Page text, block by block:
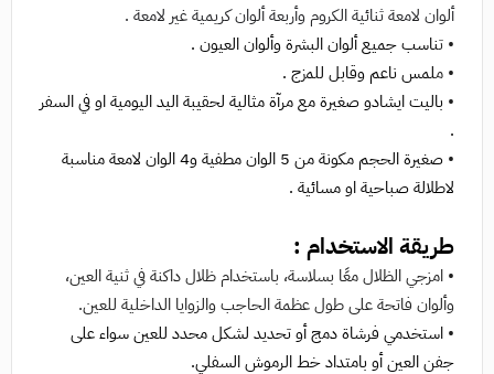
ألوان لامعة ثنائية الكروم وأربعة ألوان كريمية غير لامعة .
• تناسب جميع ألوان البشرة وألوان العيون .
• ملمس ناعم وقابل للمزج .
• باليت ايشادو صغيرة مع مرآة مثالية لحقيبة اليد اليومية او في السفر
.
•
صغيرة الحجم مكونة من 5 الوان مطفية و4 الوان لامعة مناسبة
لاطلالة صباحية او مسائية .
طريقة الاستخدام :
• امزجي الظلال معًا بسلاسة، باستخدام ظلال داكنة في ثنية العين،
وألوان فاتحة على طول عظمة الحاجب والزوايا الداخلية للعين.
• استخدمي فرشاة دمج أو تحديد لشكل محدد للعين سواء على
جفن العين أو بامتداد خط الرموش السفلي.